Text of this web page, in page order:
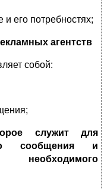
его потребностях;
агентств
собой:
служит для
сообщения и
необходимого